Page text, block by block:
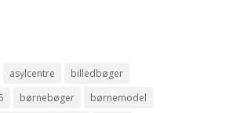
asylcentre
billedbøger
børnebøger
børnemodel